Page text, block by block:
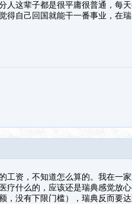
人这辈子都是很平庸很普通，每
得自己回国就能干一番事业，在
工资，不知道怎么算的。我在一
疗什么的，应该还是瑞典感觉放
，没有下限门槛），瑞典反而要